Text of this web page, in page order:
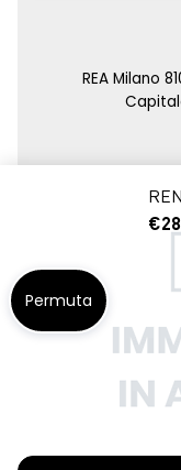
REA Milano
Permuta